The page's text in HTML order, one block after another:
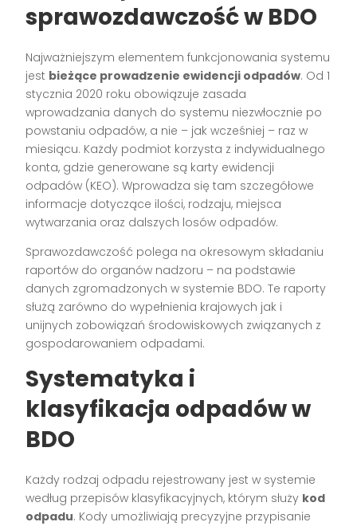
sprawozdawczość w BDO
Najważniejszym elementem funkcjonowania systemu
jest bieżące prowadzenie ewidencji odpadów. Od 1
stycznia 2020 roku obowiązuje zasada
wprowadzania danych do systemu niezwłocznie po
powstaniu odpadów, a nie – jak wcześniej – raz w
miesiącu. Każdy podmiot korzysta z indywidualnego
konta, gdzie generowane są karty ewidencji
odpadów (KEO). Wprowadza się tam szczegółowe
informacje dotyczące ilości, rodzaju, miejsca
wytwarzania oraz dalszych losów odpadów.
Sprawozdawczość polega na okresowym składaniu
raportów do organów nadzoru – na podstawie
danych zgromadzonych w systemie BDO. Te raporty
służą zarówno do wypełnienia krajowych jak i
unijnych zobowiązań środowiskowych związanych z
gospodarowaniem odpadami.
Systematyka i
klasyfikacja odpadów w
BDO
Każdy rodzaj odpadu rejestrowany jest w systemie
według przepisów klasyfikacyjnych, którym służy kod
odpadu. Kody umożliwiają precyzyjne przypisanie